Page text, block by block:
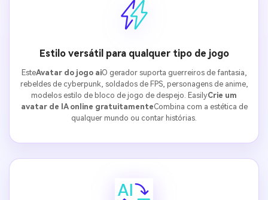
Estilo versátil para qualquer tipo de jogo
EsteAvatar do jogo aiO gerador suporta guerreiros de fantasia,
rebeldes de cyberpunk, soldados de FPS, personagens de anime,
modelos estilo de bloco de jogo de despejo. EasilyCrie um
avatar de IA online gratuitamenteCombina com a estética de
qualquer mundo ou contar histórias.